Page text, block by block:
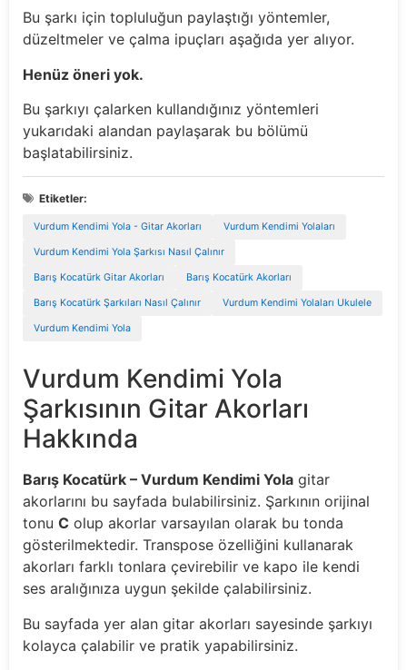
Bu şarkı için topluluğun paylaştığı yöntemler,
düzeltmeler ve çalma ipuçları aşağıda yer alıyor.
Henüz öneri yok.
Bu şarkıyı çalarken kullandığınız yöntemleri
yukarıdaki alandan paylaşarak bu bölümü
başlatabilirsiniz.
Etiketler:
Vurdum Kendimi Yola - Gitar Akorları Vurdum Kendimi Yolaları
Vurdum Kendimi Yola Şarkısı Nasıl Çalınır
Barış Kocatürk Gitar Akorları Barış Kocatürk Akorları
Barış Kocatürk Şarkıları Nasıl Çalınır Vurdum Kendimi Yolaları Ukulele
Vurdum Kendimi Yola
Vurdum Kendimi Yola
Şarkısının Gitar Akorları
Hakkında
Barış Kocatürk – Vurdum Kendimi Yola gitar
akorlarını bu sayfada bulabilirsiniz. Şarkının orijinal
tonu C olup akorlar varsayılan olarak bu tonda
gösterilmektedir. Transpose özelliğini kullanarak
akorları farklı tonlara çevirebilir ve kapo ile kendi
ses aralığınıza uygun şekilde çalabilirsiniz.
Bu sayfada yer alan gitar akorları sayesinde şarkıyı
kolayca çalabilir ve pratik yapabilirsiniz.